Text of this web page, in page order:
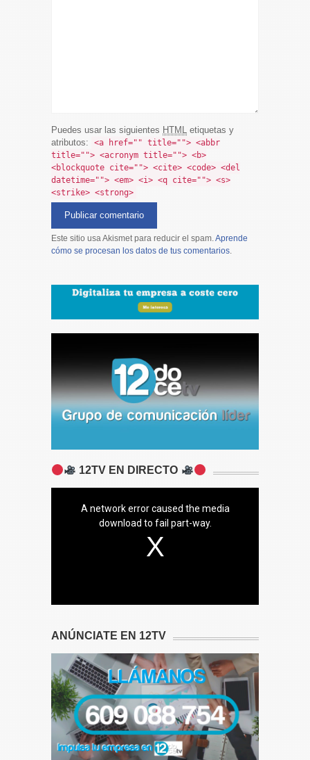
Puedes usar las siguientes HTML etiquetas y
atributos:
<a href="" title=""> <abbr
title=""> <acronym title=""> <b>
<blockquote cite=""> <cite> <code> <del
datetime=""> <em> <i> <q cite=""> <s>
<strike> <strong>
Este sitio usa Akismet para reducir el spam. Aprende
cómo se procesan los datos de tus comentarios
12TV EN DIRECTO
A network error caused the media
download to fail part-way.
ANÚNCIATE EN 12TV